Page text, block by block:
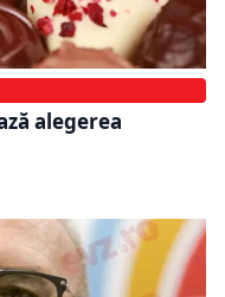
alegerea